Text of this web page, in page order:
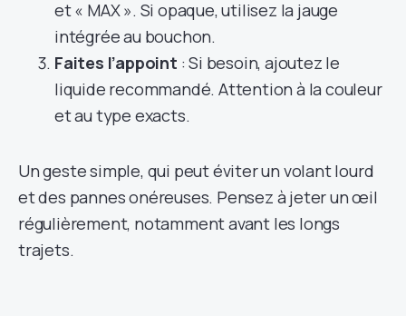
et « MAX ». Si opaque, utilisez la jauge
intégrée au bouchon.
Faites l’appoint : Si besoin, ajoutez le
liquide recommandé. Attention à la couleur
et au type exacts.
Un geste simple, qui peut éviter un volant lourd
et des pannes onéreuses. Pensez à jeter un œil
régulièrement, notamment avant les longs
trajets.